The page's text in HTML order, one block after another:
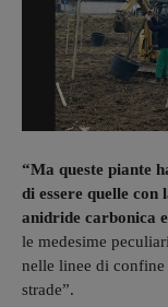
“Ma queste piante
di essere quelle con
anidride carbonica
le medesime
nelle linee di
strade”.